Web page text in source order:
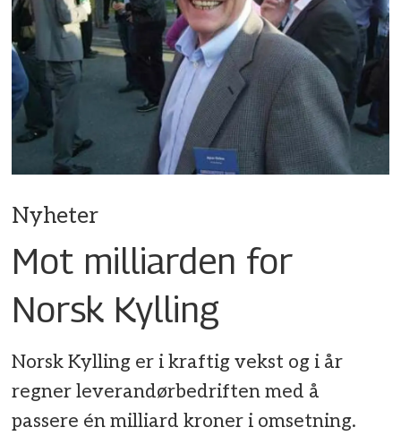
Nyheter
Mot milliarden for
Norsk Kylling
Norsk Kylling er i kraftig vekst og i år
regner leverandørbedriften med å
passere én milliard kroner i omsetning.